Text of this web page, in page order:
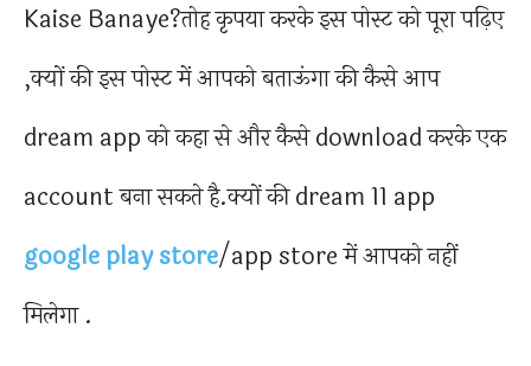
Kaise Banaye?तोह कृपया करके इस पोस्ट को पूरा पढ़िए
,क्यों की इस पोस्ट में आपको बताऊंगा की कैसे आप
dream app को कहा से और कैसे download करके एक
account बना सकते है.क्यों की dream 11 app
google play store/app store में आपको नहीं
मिलेगा .